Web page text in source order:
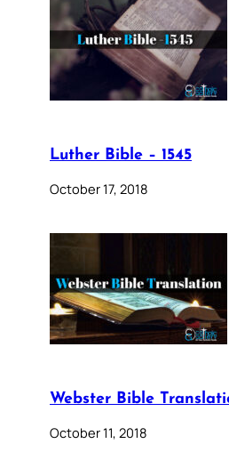
Luther Bible – 1545
October 17, 2018
Webster Bible
October 11, 2018